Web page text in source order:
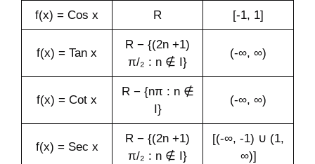
f(x) = Cos x R [-1, 1]
f(x) = Tan x
R − {(2n +1)
π/₂ : n ∉ I}
(-∞, ∞)
f(x) = Cot x
R − {nπ : n ∉
I}
(-∞, ∞)
f(x) = Sec x
R − {(2n +1)
π/₂ : n ∉ I}
[(-∞, -1) ∪ (1,
∞)]